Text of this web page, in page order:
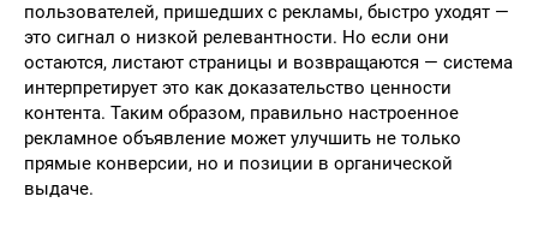
пользователей, пришедших с рекламы, быстро уходят —
это сигнал о низкой релевантности. Но если они
остаются, листают страницы и возвращаются — система
интерпретирует это как доказательство ценности
контента. Таким образом, правильно настроенное
рекламное объявление может улучшить не только
прямые конверсии, но и позиции в органической
выдаче.